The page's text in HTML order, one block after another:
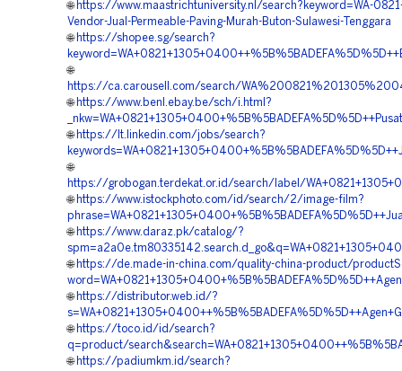
🌐 https://www.maastrichtuniversity.nl/search?keyword=WA-
Vendor-Jual-Permeable-Paving-Murah-Buton-Sulawesi-Tenggara
🌐 https://shopee.sg/search?
🌐
https://ca.carousell.com/search/
🌐 https://www.benl.ebay.be/sch/i.html?
🌐 https://lt.linkedin.com/jobs/search?
🌐
https://grobogan.terdekat.or.id/search/label/
🌐 https://www.istockphoto.com/id/search/2/image-film?
🌐 https://www.daraz.pk/catalog/?
🌐 https://de.made-in-china.com/quality-china-product/
🌐 https://distributor.web.id/?
🌐 https://toco.id/id/search?
q=product/
🌐 https://padiumkm.id/search?